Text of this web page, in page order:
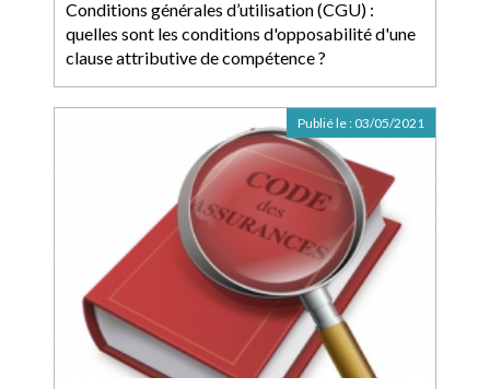
Conditions générales d’utilisation (CGU) :
quelles sont les conditions d'opposabilité d'une
clause attributive de compétence ?
Publié le : 03/05/2021